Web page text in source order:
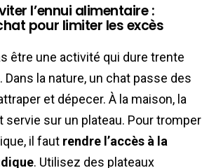
l’ennui alimentaire :
pour limiter les excès
être une activité qui dure trente
la nature, un chat passe des
et dépecer. À la maison, la
servie sur un plateau. Pour tromper
il faut rendre l’accès à la
. Utilisez des plateaux